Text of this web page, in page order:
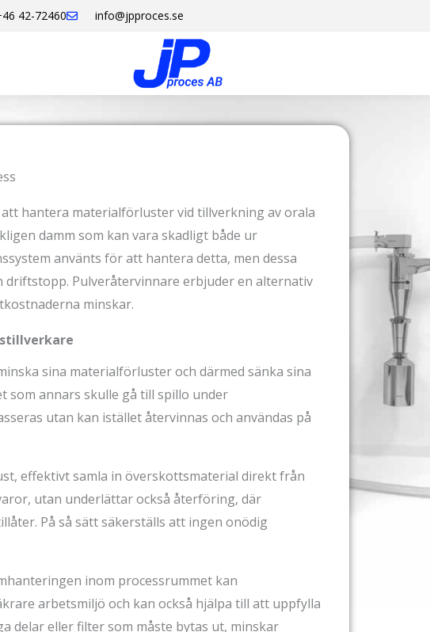
42-72460 info@jpproces.se
hantera materialförluster vid tillverkning av orala
damm som kan vara skadligt både ur
använts för att hantera detta, men dessa
driftstopp. Pulveråtervinnare erbjuder en alternativ
minskar.
sina materialförluster och därmed sänka sina
som annars skulle gå till spillo under
utan kan istället återvinnas och användas på
effektivt samla in överskottsmaterial direkt från
utan underlättar också återföring, där
På så sätt säkerställs att ingen onödig
inom processrummet kan
arbetsmiljö och kan också hjälpa till att uppfylla
delar eller filter som måste bytas ut, minskar